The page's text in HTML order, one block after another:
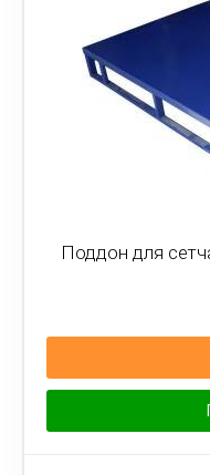
Поддон для